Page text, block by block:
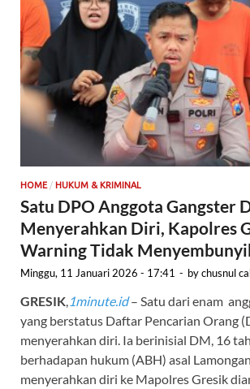
HOME / HUKUM & KRIMINAL
Satu DPO Anggota Gangster
Menyerahkan Diri, Kapolres
Warning Tidak
Minggu, 11 Januari 2026 - 17:41 - bychusnul
GRESIK 1minute.id– Satu dari enam
yang berstatus Daftar Pencarian Orang
menyerahkan diri. Ia berinisial DM, 16
berhadapan hukum (ABH) asal
menyerahkan diri ke Mapolres Gresik